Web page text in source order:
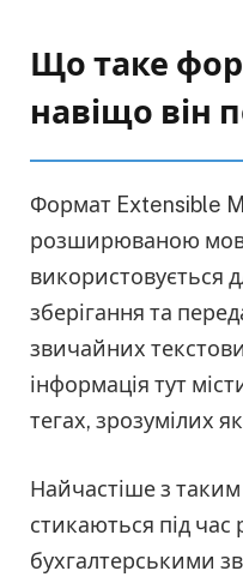
Що таке
навіщо він
Формат Extensible
розширюваною
використовується
зберігання та
звичайних
інформація тут
тегах, зрозумілих
Найчастіше з
стикаються під час
бухгалтерськими